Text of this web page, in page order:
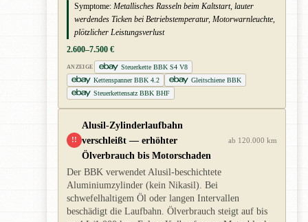
Symptome: Metallisches Rasseln beim Kaltstart, lauter
werdendes Ticken bei Betriebstemperatur, Motorwarnleuchte,
plötzlicher Leistungsverlust
2.600–7.500 €
ANZEIGE
Steuerkette BBK S4 V8
Kettenspanner BBK 4.2
Gleitschiene BBK
Steuerkettensatz BBK BHF
!!
Alusil-Zylinderlaufbahn
verschleißt — erhöhter
Ölverbrauch bis Motorschaden
ab 120.000 km
Der BBK verwendet Alusil-beschichtete
Aluminiumzylinder (kein Nikasil). Bei
schwefelhaltigem Öl oder langen Intervallen
beschädigt die Laufbahn. Ölverbrauch steigt auf bis